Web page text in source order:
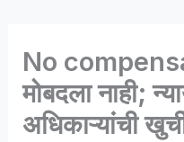
No
मोबदला नाही;
अधिकाऱ्यांची